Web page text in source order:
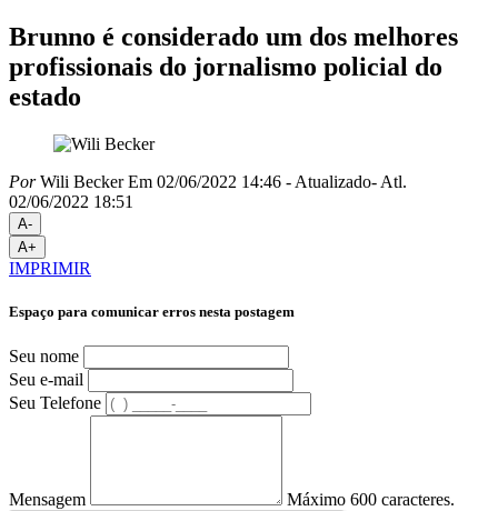
Brunno é considerado um dos melhores
profissionais do jornalismo policial do
estado
PorWili Becker Em 02/06/2022 14:46 - Atualizado- Atl.
02/06/2022 18:51
A-
A+
IMPRIMIR
Espaço para comunicar erros nesta postagem
Seu nome
Seu e-mail
Seu Telefone
Mensagem Máximo 600 caracteres.